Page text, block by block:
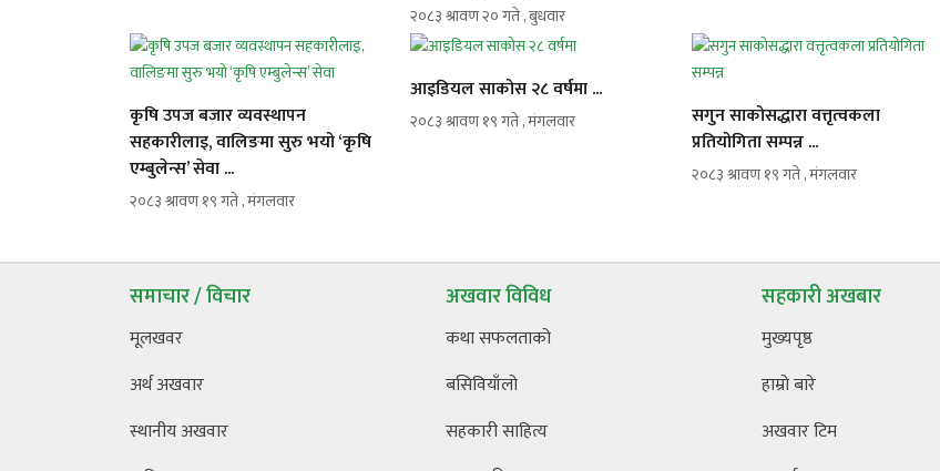
२०८३ श्रावण २० गते , बुधवार
कृषि उपज बजार व्यवस्थापन
सहकारीलाइ, वालिङमा सुरु भयो ‘कृषि
एम्बुलेन्स’ सेवा ...
२०८३ श्रावण १९ गते , मंगलवार
आइडियल साकोस २८ वर्षमा ...
२०८३ श्रावण १९ गते , मंगलवार
सगुन साकोसद्धारा वत्तृत्वकला
प्रतियोगिता सम्पन्न ...
२०८३ श्रावण १९ गते , मंगलवार
समाचार / विचार
मूलखवर
अर्थ अखवार
स्थानीय अखवार
अखवार विविध
कथा सफलताको
बसिवियाँलो
सहकारी साहित्य
सहकारी अखबार
मुख्यपृष्ठ
हाम्रो बारे
अखवार टिम